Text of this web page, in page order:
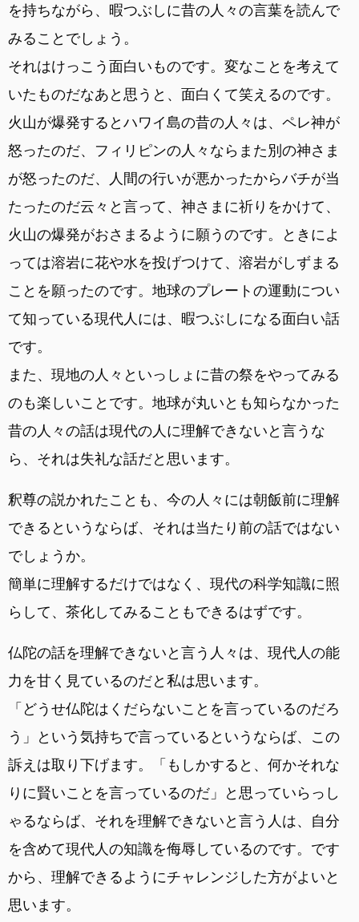
を持ちながら、暇つぶしに昔の人々の言葉を読んで
みることでしょう。
それはけっこう面白いものです。変なことを考えて
いたものだなあと思うと、面白くて笑えるのです。
火山が爆発するとハワイ島の昔の人々は、ペレ神が
怒ったのだ、フィリピンの人々ならまた別の神さま
が怒ったのだ、人間の行いが悪かったからバチが当
たったのだ云々と言って、神さまに祈りをかけて、
火山の爆発がおさまるように願うのです。ときによ
っては溶岩に花や水を投げつけて、溶岩がしずまる
ことを願ったのです。地球のプレートの運動につい
て知っている現代人には、暇つぶしになる面白い話
です。
また、現地の人々といっしょに昔の祭をやってみる
のも楽しいことです。地球が丸いとも知らなかった
昔の人々の話は現代の人に理解できないと言うな
ら、それは失礼な話だと思います。
釈尊の説かれたことも、今の人々には朝飯前に理解
できるというならば、それは当たり前の話ではない
でしょうか。
簡単に理解するだけではなく、現代の科学知識に照
らして、茶化してみることもできるはずです。
仏陀の話を理解できないと言う人々は、現代人の能
力を甘く見ているのだと私は思います。
「どうせ仏陀はくだらないことを言っているのだろ
う」という気持ちで言っているというならば、この
訴えは取り下げます。「もしかすると、何かそれな
りに賢いことを言っているのだ」と思っていらっし
ゃるならば、それを理解できないと言う人は、自分
を含めて現代人の知識を侮辱しているのです。です
から、理解できるようにチャレンジした方がよいと
思います。